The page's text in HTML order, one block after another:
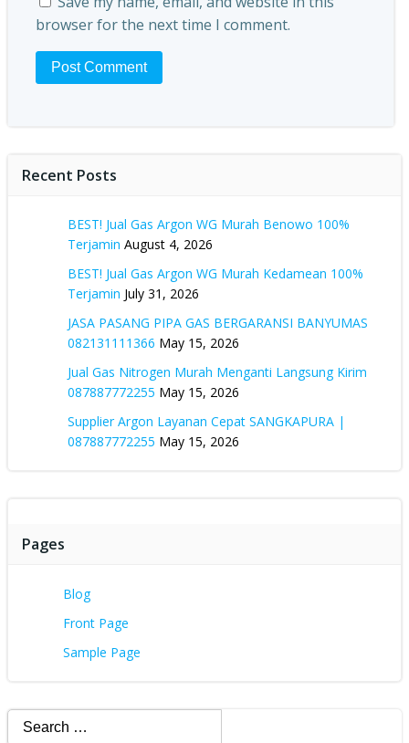
browser for the next time I comment.
Recent Posts
BEST! Jual Gas Argon WG Murah Benowo 100%
Terjamin August 4, 2026
BEST! Jual Gas Argon WG Murah Kedamean 100%
Terjamin July 31, 2026
JASA PASANG PIPA GAS BERGARANSI BANYUMAS
082131111366 May 15, 2026
Jual Gas Nitrogen Murah Menganti Langsung Kirim
087887772255 May 15, 2026
Supplier Argon Layanan Cepat SANGKAPURA |
087887772255 May 15, 2026
Pages
Blog
Front Page
Sample Page
Search